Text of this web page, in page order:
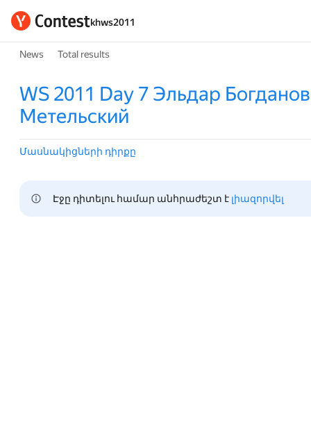
khws2011
News Total results
WS 2011 Day 7 Эльдар
Метельский
Մասնակիցների դիրքը
Էջը դիտելու համար անհրաժեշտ է լիազորվել